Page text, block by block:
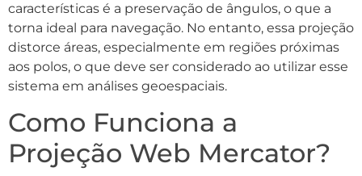
características é a preservação de ângulos, o que a
torna ideal para navegação. No entanto, essa projeção
distorce áreas, especialmente em regiões próximas
aos polos, o que deve ser considerado ao utilizar esse
sistema em análises geoespaciais.
Como Funciona a
Projeção Web Mercator?